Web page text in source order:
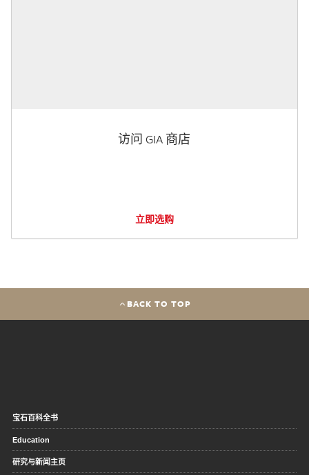
访问 GIA 商店
立即选购
BACK TO TOP
宝石百科全书
Education
研究与新闻主页